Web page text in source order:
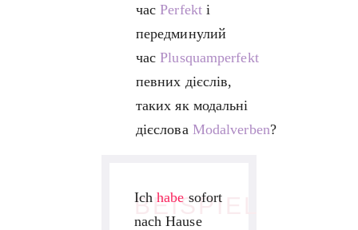
часPerfektі
передминулий
часPlusquamperfekt
певних дієслів,
таких як модальні
дієслова Modalverben?
BEISPIEL
Ichhabe sofort
nach Hause